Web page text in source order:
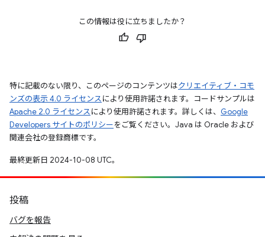
この情報は役に立ちましたか？
特に記載のない限り、このページのコンテンツはクリエイティブ・コモ
ンズの表示 4.0 ライセンスにより使用許諾されます。コードサンプルは
Apache 2.0 ライセンスにより使用許諾されます。詳しくは、 Google
Developers サイトのポリシーをご覧ください。Java は Oracle および
関連会社の登録商標です。
最終更新日 2024-10-08 UTC。
投稿
バグを報告